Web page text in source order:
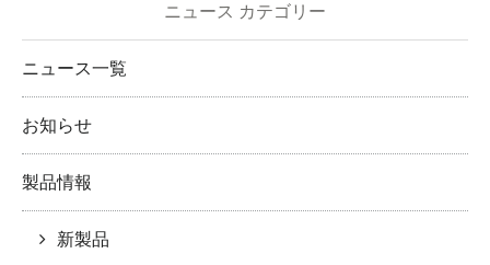
ニュース カテゴリー
ニュース一覧
お知らせ
製品情報
新製品